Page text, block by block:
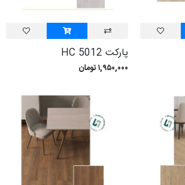
پارکت HC 5012
۱,۹۵۰,۰۰۰ تومان